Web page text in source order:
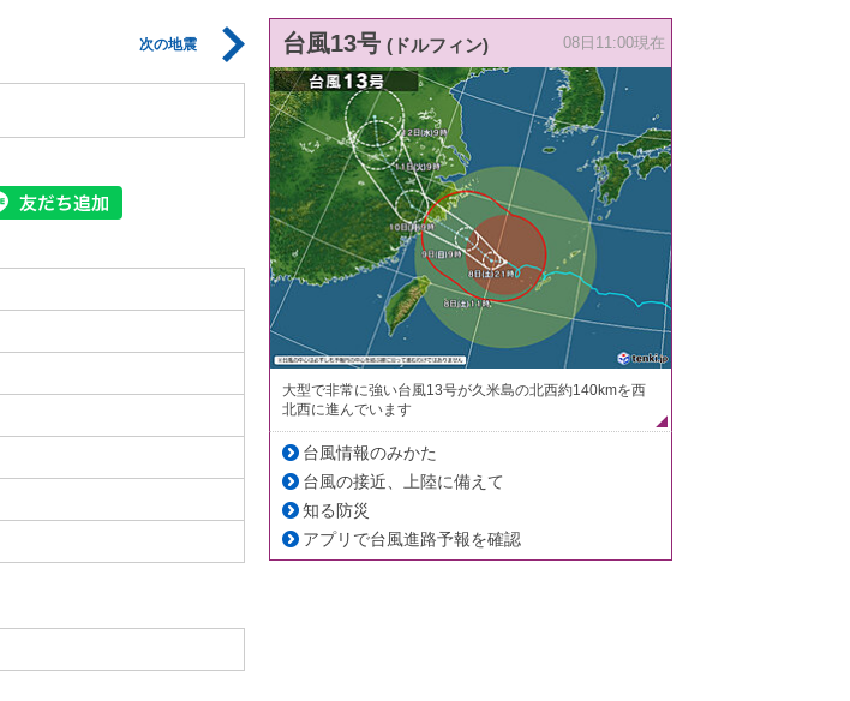
次の地震 台風13号 (ドルフィン) 08日11:00現在
大型で非常に強い台風13号が久米島の北西約140kmを西
北西に進んでいます
台風情報のみかた
台風の接近、上陸に備えて
知る防災
アプリで台風進路予報を確認